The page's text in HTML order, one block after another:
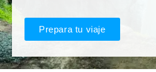
Prepara tu viaje